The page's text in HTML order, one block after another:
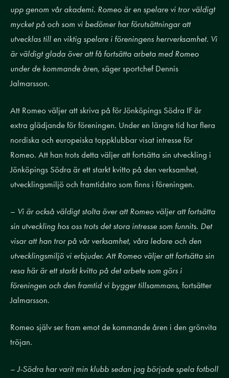
upp genom vår akademi. Romeo är en spelare vi tror väldigt
mycket på och som vi bedömer har förutsättningar att
utvecklas till en viktig spelare i föreningens herrverksamhet. Vi
är väldigt glada över att få fortsätta arbeta med Romeo
under de kommande åren, säger sportchef Dennis
Jalmarsson.
Att Romeo väljer att skriva på för Jönköpings Södra IF är
extra glädjande för föreningen. Under en längre tid har flera
nordiska och europeiska toppklubbar visat intresse för
Romeo. Att han trots detta väljer att fortsätta sin utveckling i
Jönköpings Södra är ett starkt kvitto på den verksamhet,
utvecklingsmiljö och framtidstro som finns i föreningen.
– Vi är också väldigt stolta över att Romeo väljer att fortsätta
sin utveckling hos oss trots det stora intresse som funnits. Det
visar att han tror på vår verksamhet, våra ledare och den
utvecklingsmiljö vi erbjuder. Att Romeo väljer att fortsätta sin
resa här är ett starkt kvitto på det arbete som görs i
föreningen och den framtid vi bygger tillsammans, fortsätter
Jalmarsson.
Romeo själv ser fram emot de kommande åren i den grönvita
tröjan.
– J-Södra har varit min klubb sedan jag började spela fotboll